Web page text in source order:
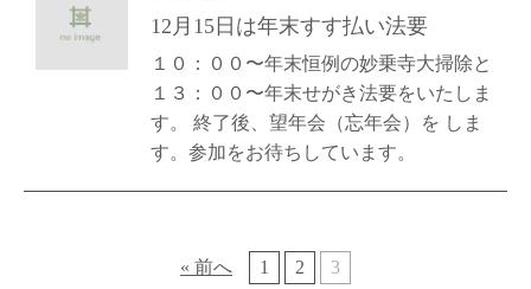
12月15日は年末すす払い法要
１０：００〜年末恒例の妙乗寺大掃除と
１３：００〜年末せがき法要をいたしま
す。 終了後、望年会（忘年会）を しま
す。参加をお待ちしています。
« 前へ 1 2 3